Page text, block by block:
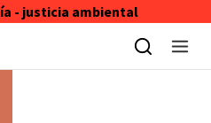
- justicia ambiental